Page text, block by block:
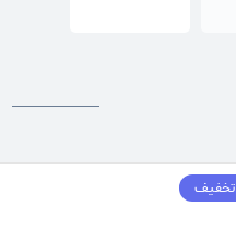
تخفیف